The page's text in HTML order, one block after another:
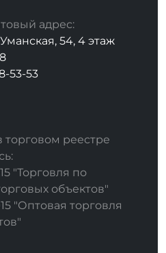
адрес:
54, 4 этаж
53-53
торговом реестре
"Торговля по
объектов"
"Оптовая торговля